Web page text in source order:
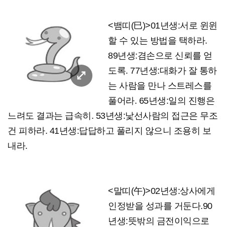
<뱀띠(巳)>01년생:서로 윈윈
할 수 있는 방법을 택하라.
89년생:겸손으로 신뢰를 얻
도록. 77년생:대화가 잘 통하
는 사람을 만나 스트레스를
풀어라. 65년생:일의 진행은
느려도 결과는 급속히. 53년생:낯선사람의 접근은 무조
건 피하라. 41년생:답답하고 풀리지 않으니 조용히 보
내라.
<말띠(午)>02년생:상사에게
인정받을 성과를 거둔다.90
년생:뜻밖의 금전이익으로